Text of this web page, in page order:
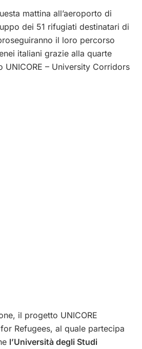
mattina all’aeroporto di
dei 51 rifugiati destinatari di
il loro percorso
italiani grazie alla quarte
– University Corridors
il progetto UNICORE
Refugees, al quale partecipa
l’Università degli Studi